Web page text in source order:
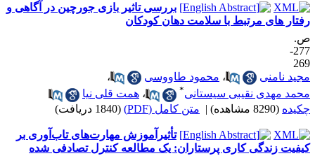
بررسی تاثیر بازی جورچین در آگاهی و
های مرتبط با سلامت دهان کودکان
277-
نامنی
،محمود طاووسی
،
مهدی نقیبی سیستانی
،همت قلی نیا
(8290 مشاهده) | متن کامل (PDF) (1840 دریافت)
تأثیرآموزش مهارت‌های تاب‌آوری بر
زندگی کاری پرستاران: یک مطالعه کنترل تصادفی شده